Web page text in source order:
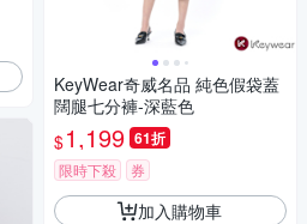
KeyWear奇威名品 純色假袋蓋
闊腿七分褲-深藍色
$1,199 61折
限時下殺 券
加入購物車